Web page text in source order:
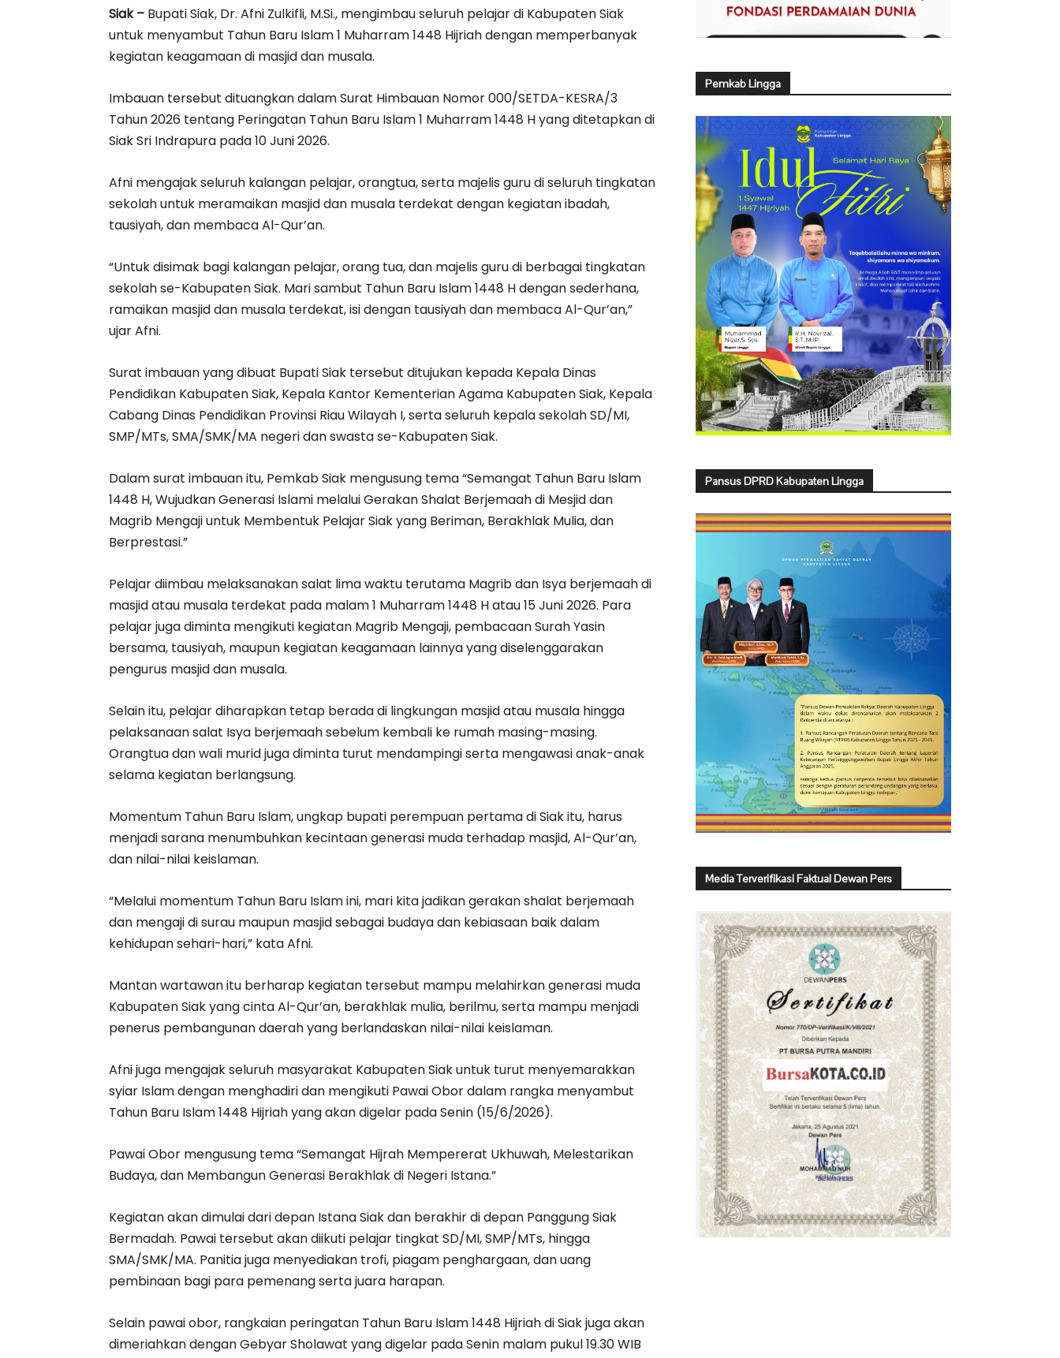
Siak – Bupati Siak, Dr. Afni Zulkifli, M.Si., mengimbau seluruh pelajar di Kabupaten Siak
untuk menyambut Tahun Baru Islam 1 Muharram 1448 Hijriah dengan memperbanyak
kegiatan keagamaan di masjid dan musala.
Imbauan tersebut dituangkan dalam Surat Himbauan Nomor 000/SETDA-KESRA/3
Tahun 2026 tentang Peringatan Tahun Baru Islam 1 Muharram 1448 H yang ditetapkan di
Siak Sri Indrapura pada 10 Juni 2026.
Afni mengajak seluruh kalangan pelajar, orangtua, serta majelis guru di seluruh tingkatan
sekolah untuk meramaikan masjid dan musala terdekat dengan kegiatan ibadah,
tausiyah, dan membaca Al-Qur’an.
“Untuk disimak bagi kalangan pelajar, orang tua, dan majelis guru di berbagai tingkatan
sekolah se-Kabupaten Siak. Mari sambut Tahun Baru Islam 1448 H dengan sederhana,
ramaikan masjid dan musala terdekat, isi dengan tausiyah dan membaca Al-Qur’an,”
ujar Afni.
Surat imbauan yang dibuat Bupati Siak tersebut ditujukan kepada Kepala Dinas
Pendidikan Kabupaten Siak, Kepala Kantor Kementerian Agama Kabupaten Siak, Kepala
Cabang Dinas Pendidikan Provinsi Riau Wilayah I, serta seluruh kepala sekolah SD/MI,
SMP/MTs, SMA/SMK/MA negeri dan swasta se-Kabupaten Siak.
Dalam surat imbauan itu, Pemkab Siak mengusung tema “Semangat Tahun Baru Islam
1448 H, Wujudkan Generasi Islami melalui Gerakan Shalat Berjemaah di Mesjid dan
Magrib Mengaji untuk Membentuk Pelajar Siak yang Beriman, Berakhlak Mulia, dan
Berprestasi.”
Pelajar diimbau melaksanakan salat lima waktu terutama Magrib dan Isya berjemaah di
masjid atau musala terdekat pada malam 1 Muharram 1448 H atau 15 Juni 2026. Para
pelajar juga diminta mengikuti kegiatan Magrib Mengaji, pembacaan Surah Yasin
bersama, tausiyah, maupun kegiatan keagamaan lainnya yang diselenggarakan
pengurus masjid dan musala.
Selain itu, pelajar diharapkan tetap berada di lingkungan masjid atau musala hingga
pelaksanaan salat Isya berjemaah sebelum kembali ke rumah masing-masing.
Orangtua dan wali murid juga diminta turut mendampingi serta mengawasi anak-anak
selama kegiatan berlangsung.
Momentum Tahun Baru Islam, ungkap bupati perempuan pertama di Siak itu, harus
menjadi sarana menumbuhkan kecintaan generasi muda terhadap masjid, Al-Qur’an,
dan nilai-nilai keislaman.
“Melalui momentum Tahun Baru Islam ini, mari kita jadikan gerakan shalat berjemaah
dan mengaji di surau maupun masjid sebagai budaya dan kebiasaan baik dalam
kehidupan sehari-hari,” kata Afni.
Mantan wartawan itu berharap kegiatan tersebut mampu melahirkan generasi muda
Kabupaten Siak yang cinta Al-Qur’an, berakhlak mulia, berilmu, serta mampu menjadi
penerus pembangunan daerah yang berlandaskan nilai-nilai keislaman.
Afni juga mengajak seluruh masyarakat Kabupaten Siak untuk turut menyemarakkan
syiar Islam dengan menghadiri dan mengikuti Pawai Obor dalam rangka menyambut
Tahun Baru Islam 1448 Hijriah yang akan digelar pada Senin (15/6/2026).
Pawai Obor mengusung tema “Semangat Hijrah Mempererat Ukhuwah, Melestarikan
Budaya, dan Membangun Generasi Berakhlak di Negeri Istana.”
Kegiatan akan dimulai dari depan Istana Siak dan berakhir di depan Panggung Siak
Bermadah. Pawai tersebut akan diikuti pelajar tingkat SD/MI, SMP/MTs, hingga
SMA/SMK/MA. Panitia juga menyediakan trofi, piagam penghargaan, dan uang
pembinaan bagi para pemenang serta juara harapan.
Selain pawai obor, rangkaian peringatan Tahun Baru Islam 1448 Hijriah di Siak juga akan
dimeriahkan dengan Gebyar Sholawat yang digelar pada Senin malam pukul 19.30 WIB
Pemkab Lingga
Pansus DPRD Kabupaten Lingga
Media Terverifikasi Faktual Dewan Pers